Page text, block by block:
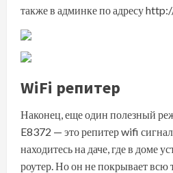
также в админке по адресу
WiFi репитер
Наконец, еще один полезный
E8372 — это репитер wifi
находитесь на даче, где в доме
роутер. Но он не покрывает всю